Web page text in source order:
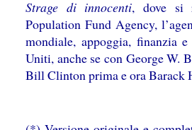
Strage di innocenti, dove si
Population Fund Agency,
mondiale, appoggia, finanzia
Uniti, anche se con George W.
Bill Clinton prima e ora Barack